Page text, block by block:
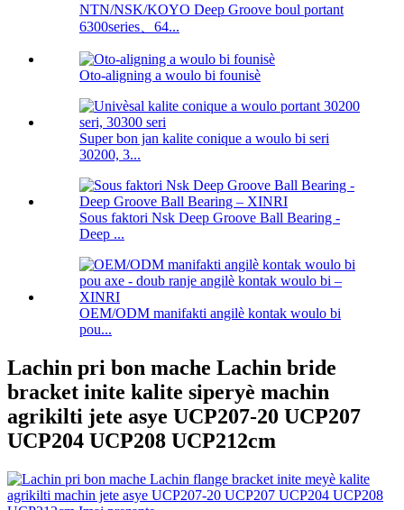
NTN/NSK/KOYO Deep Groove boul portant
6300series、64...
Oto-aligning a woulo bi founisè
Super bon jan kalite conique a woulo bi seri
30200, 3...
Sous faktori Nsk Deep Groove Ball Bearing -
Deep ...
OEM/ODM manifakti angilè kontak woulo bi
pou...
Lachin pri bon mache Lachin bride
bracket inite kalite siperyè machin
agrikilti jete asye UCP207-20 UCP207
UCP204 UCP208 UCP212cm